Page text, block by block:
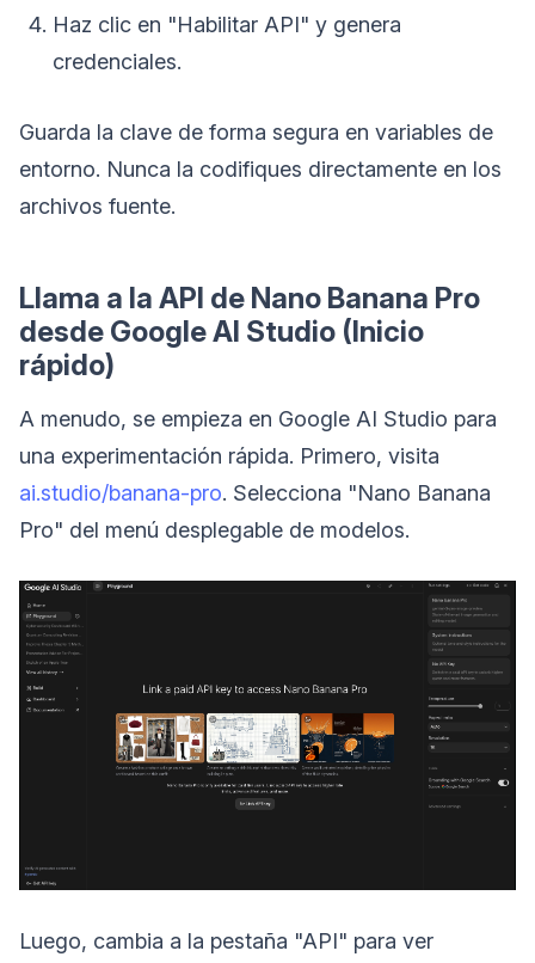
Haz clic en "Habilitar API" y genera
credenciales.
Guarda la clave de forma segura en variables de
entorno. Nunca la codifiques directamente en los
archivos fuente.
Llama a la API de Nano Banana Pro
desde Google AI Studio (Inicio
rápido)
A menudo, se empieza en Google AI Studio para
una experimentación rápida. Primero, visita
ai.studio/banana-pro. Selecciona "Nano Banana
Pro" del menú desplegable de modelos.
Luego, cambia a la pestaña "API" para ver